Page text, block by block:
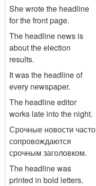
She wrote the headline
for the front page.
The headline news is
about the election
results.
It was the headline of
every newspaper.
The headline editor
works late into the night.
Срочные новости часто
сопровождаются
срочным заголовком.
The headline was
printed in bold letters.